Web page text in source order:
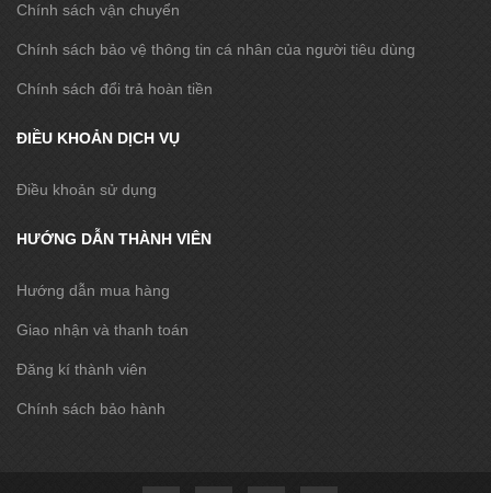
Chính sách vận chuyển
Chính sách bảo vệ thông tin cá nhân của người tiêu dùng
Chính sách đổi trả hoàn tiền
ĐIỀU KHOẢN DỊCH VỤ
Điều khoản sử dụng
HƯỚNG DẪN THÀNH VIÊN
Hướng dẫn mua hàng
Giao nhận và thanh toán
Đăng kí thành viên
Chính sách bảo hành